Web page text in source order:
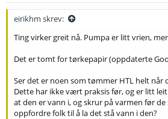
eirikhm skrev:
Ting virker greit nå. Pumpa er litt vrien,
Det er tomt for tørkepapir (oppdaterte
Ser det er noen som tømmer HTL helt når
Dette har ikke vært praksis før, og er litt
at den er vann i, og skrur på varmen før
oppfordre folk til å la det stå vann i den?